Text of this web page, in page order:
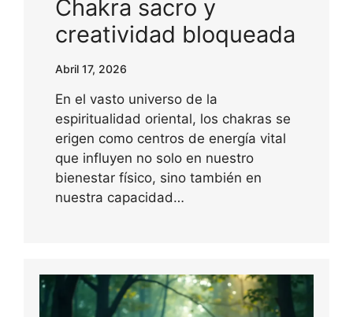
Chakra sacro y
creatividad bloqueada
Abril 17, 2026
En el vasto universo de la
espiritualidad oriental, los chakras se
erigen como centros de energía vital
que influyen no solo en nuestro
bienestar físico, sino también en
nuestra capacidad…